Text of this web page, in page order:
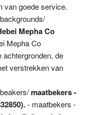
van goede service.
Mepha Co
Mepha Co
achtergronden, de
verstrekken van
maatbekers -
- maatbekers -